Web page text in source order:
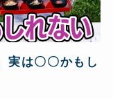
実は〇〇かもし